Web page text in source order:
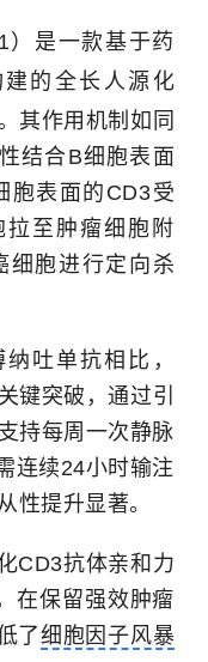
）是一款基于药
建的全长人源化
其作用机制如同
结合B细胞表面
胞表面的CD3受
至肿瘤细胞附
细胞进行定向杀
吐单抗相比，
键突破，通过引
持每周一次静脉
连续24小时输注
性提升显著。
CD3抗体亲和力
在保留强效肿瘤
了细胞因子风暴